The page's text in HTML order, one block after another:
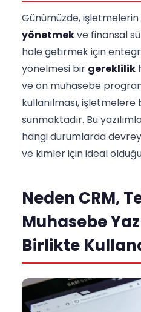
Günümüzde, işletmelerin
yönetmekve finansal
hale getirmek için
yönelmesi bir gereklilik
ve ön muhasebe
kullanılması,
sunmaktadır. Bu
hangi durumlarda
ve kimler için ideal
Neden CRM,
Muhasebe
Birlikte